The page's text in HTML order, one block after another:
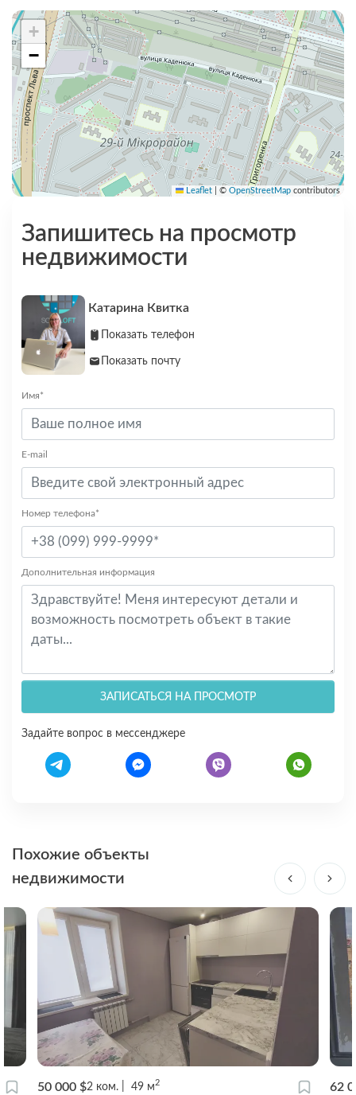
+
−
Leaflet © OpenStreetMap contributors
Запишитесь на просмотр
недвижимости
Катарина Квитка
Показать телефон
Показать почту
Имя*
E-mail
Номер телефона*
Дополнительная информация
ЗАПИСАТЬСЯ НА ПРОСМОТР
Задайте вопрос в мессенджере
Похожие объекты
недвижимости
50 000 $2 ком. 49 м2
62